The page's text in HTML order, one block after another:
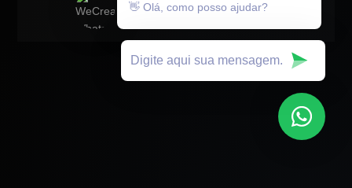
👋 Olá, como posso ajudar?